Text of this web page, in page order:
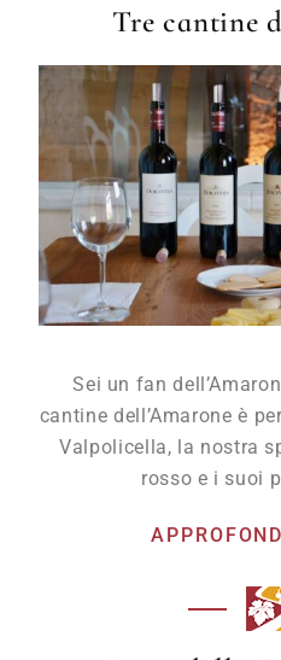
Tre cantine
Sei un fan
cantine dell’Amarone è
Valpolicella, la nostra
rosso e i suoi